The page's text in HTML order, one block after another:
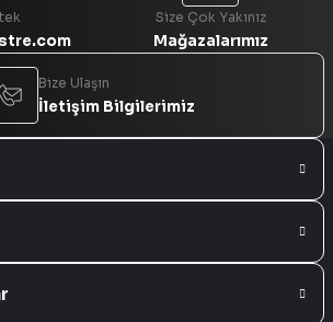
Size Çok Yakınız
Mağazalarımız
Bize Ulaşın
İletişim Bilgilerimiz